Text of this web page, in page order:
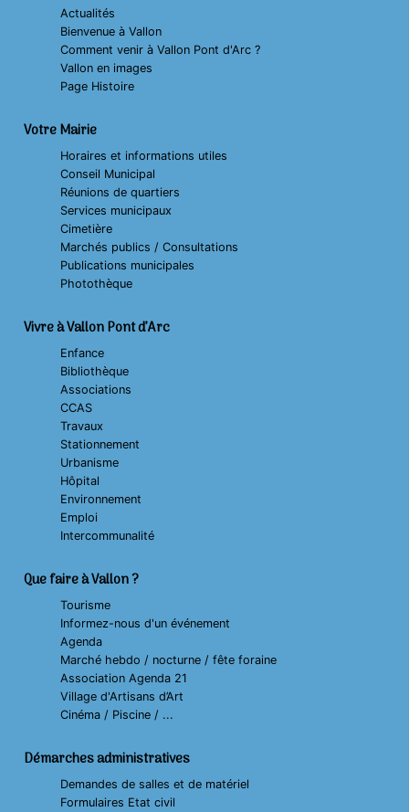
Actualités
Bienvenue à Vallon
Comment venir à Vallon Pont d'Arc ?
Vallon en images
Page Histoire
Votre Mairie
Horaires et informations utiles
Conseil Municipal
Réunions de quartiers
Services municipaux
Cimetière
Marchés publics / Consultations
Publications municipales
Photothèque
Vivre à Vallon Pont d’Arc
Enfance
Bibliothèque
Associations
CCAS
Travaux
Stationnement
Urbanisme
Hôpital
Environnement
Emploi
Intercommunalité
Que faire à Vallon ?
Tourisme
Informez-nous d'un événement
Agenda
Marché hebdo / nocturne / fête foraine
Association Agenda 21
Village d'Artisans d’Art
Cinéma / Piscine / ...
Démarches administratives
Demandes de salles et de matériel
Formulaires Etat civil